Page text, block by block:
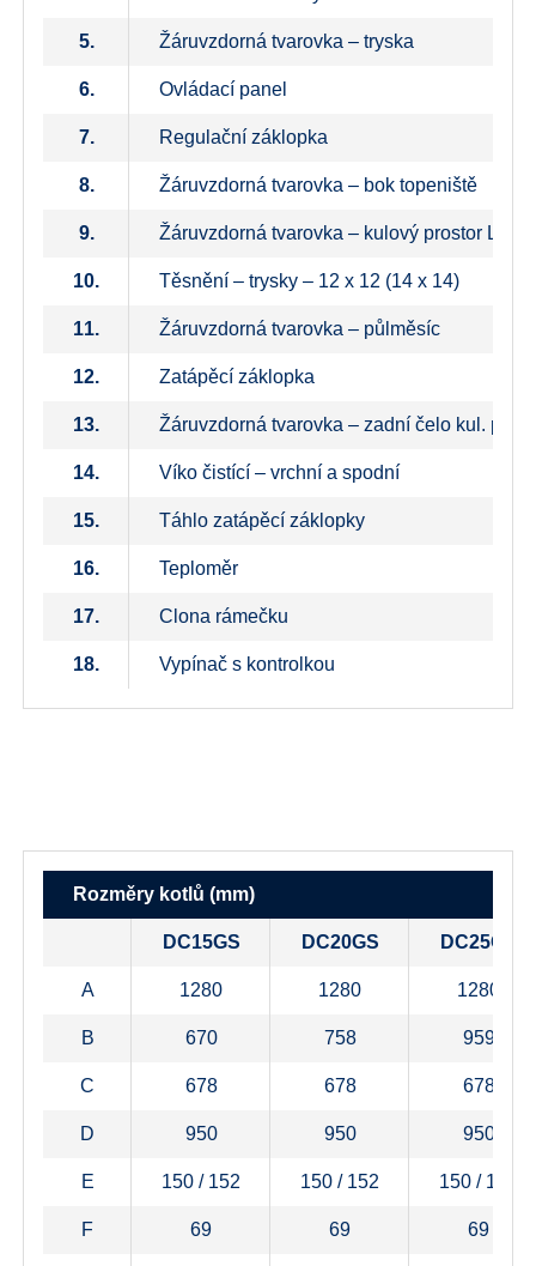
5. Žáruvzdorná tvarovka – tryska
6. Ovládací panel
7. Regulační záklopka
8. Žáruvzdorná tvarovka – bok topeniště
9. Žáruvzdorná tvarovka – kulový prostor L + P
10. Těsnění – trysky – 12 x 12 (14 x 14)
11. Žáruvzdorná tvarovka – půlměsíc
12. Zatápěcí záklopka
13. Žáruvzdorná tvarovka – zadní čelo kul.
14. Víko čistící – vrchní a spodní
15. Táhlo zatápěcí záklopky
16. Teploměr
17. Clona rámečku
18. Vypínač s kontrolkou
Rozměry kotlů (mm)
DC15GS DC20GS DC25GS
A 1280 1280 1280
B 670 758 959
C 678 678 678
D 950 950 950
E 150 / 152 150 / 152 150 / 152
F 69 69 69